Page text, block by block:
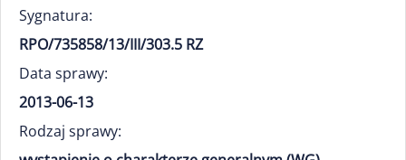
Sygnatura:
RPO/735858/13/III/303.5 RZ
Data sprawy:
2013-06-13
Rodzaj sprawy: